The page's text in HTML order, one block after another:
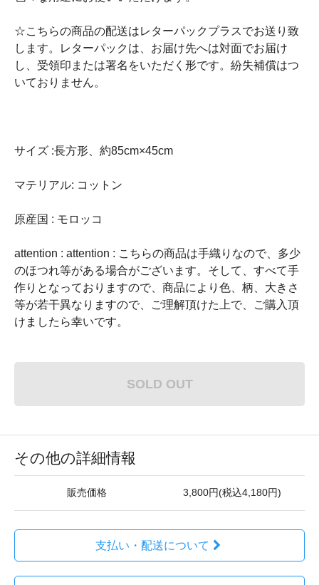
☆こちらの商品の配送はレターパックプラスでお送り致
します。レターパックは、お届け先へは対面でお届け
し、受領印または署名をいただく形です。紛失補償はつ
いておりません。
サイズ :長方形、約85cm×45cm
マテリアル: コットン
原産国 : モロッコ
attention : attention : こちらの商品は手織りなので、多少
のほつれ等がある場合がございます。そして、すべて手
作りとなっておりますので、商品により色、柄、大きさ
等が若干異なりますので、ご理解頂けた上で、ご購入頂
けましたら幸いです。
SOLD OUT
その他の詳細情報
販売価格 3,800円(税込4,180円)
支払い・配送について